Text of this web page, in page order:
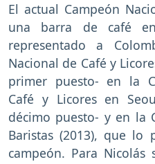
El actual Campeón
una barra de café
representado a
Nacional de Café y
primer puesto- en la
Café y Licores en
décimo puesto- y en la
Baristas (2013), que lo
campeón. Para